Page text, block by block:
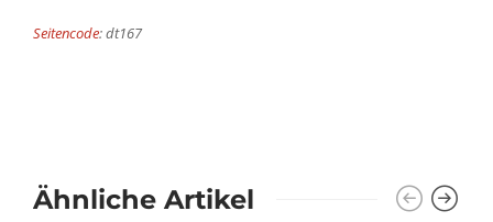
Seitencode: dt167
Ähnliche Artikel